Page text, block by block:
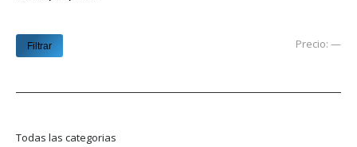
Filtrar Precio: —
Todas las categorias